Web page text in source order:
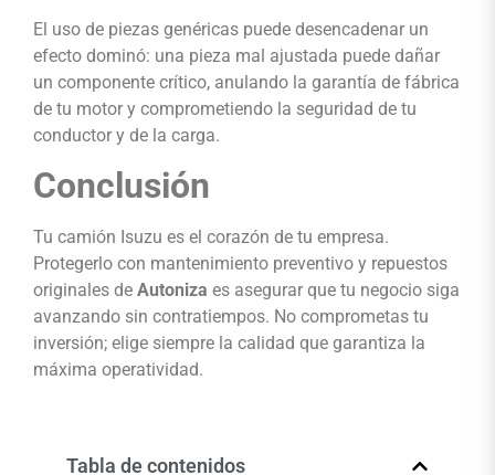
El uso de piezas genéricas puede desencadenar un
efecto dominó: una pieza mal ajustada puede dañar
un componente crítico, anulando la garantía de fábrica
de tu motor y comprometiendo la seguridad de tu
conductor y de la carga.
Conclusión
Tu camión Isuzu es el corazón de tu empresa.
Protegerlo con mantenimiento preventivo y repuestos
originales de Autoniza es asegurar que tu negocio siga
avanzando sin contratiempos. No comprometas tu
inversión; elige siempre la calidad que garantiza la
máxima operatividad.
Tabla de contenidos